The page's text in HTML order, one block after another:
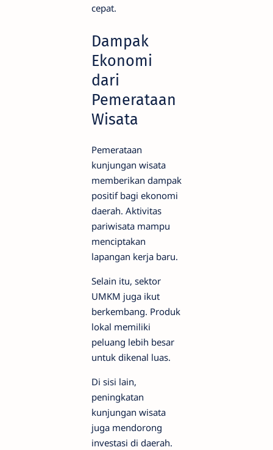
cepat.
Dampak
Ekonomi
dari
Pemerataan
Wisata
Pemerataan
kunjungan wisata
memberikan dampak
positif bagi ekonomi
daerah. Aktivitas
pariwisata mampu
menciptakan
lapangan kerja baru.
Selain itu, sektor
UMKM juga ikut
berkembang. Produk
lokal memiliki
peluang lebih besar
untuk dikenal luas.
Di sisi lain,
peningkatan
kunjungan wisata
juga mendorong
investasi di daerah.